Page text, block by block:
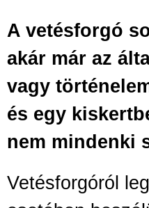
A vetésforgó
akár már az
vagy
és egy
nem mindenki
Vetésforgóról